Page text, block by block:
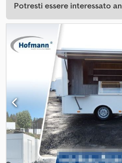
Potresti essere interessato